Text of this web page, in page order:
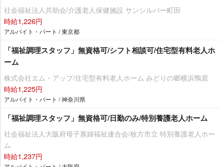
社会福祉法人共助会/介護老人保健施設 サンシルバー町田
時給1,226円
アルバイト・パート / 東京都
「福祉調理スタッフ」無資格可/シフト相談可/住宅型有料老人ホ
ーム
株式会社エム・アップ/住宅型有料老人ホーム みどりの郷横浜鴨居
時給1,225円
アルバイト・パート / 神奈川県
「福祉調理スタッフ」無資格可/日勤のみ/特別養護老人ホーム
社会福祉法人大阪府母子寡婦福祉連合会/枚方市立 特別養護老人ホー
ム
時給1,237円